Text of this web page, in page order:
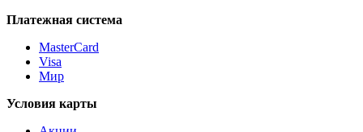
Платежная система
MasterCard
Visa
Мир
Условия карты